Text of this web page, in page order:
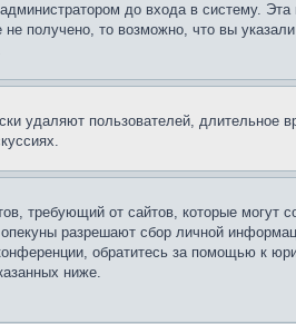
до входа в систему.
получено, то возможно, что вы
удаляют пользователей, длительное
требующий от сайтов, которые могут
разрешают сбор личной
обратитесь за помощью к
ниже.